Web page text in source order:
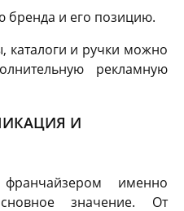
бренда и его позицию.
каталоги и ручки можно
рекламную
И
именно
значение. От